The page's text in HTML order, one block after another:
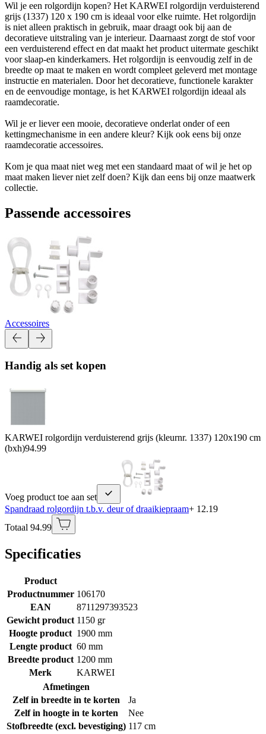
Wil je een rolgordijn kopen? Het KARWEI rolgordijn verduisterend
grijs (1337) 120 x 190 cm is ideaal voor elke ruimte. Het rolgordijn
is niet alleen praktisch in gebruik, maar draagt ook bij aan de
decoratieve uitstraling van je interieur. Daarnaast zorgt de stof voor
een verduisterend effect en dat maakt het product uitermate geschikt
voor slaap-en kinderkamers. Het rolgordijn is eenvoudig zelf in de
breedte op maat te maken en wordt compleet geleverd met montage
instructie en materialen. Door het decoratieve, functionele karakter
en de eenvoudige montage, is het KARWEI rolgordijn ideaal als
raamdecoratie.
Wil je er liever een mooie, decoratieve onderlat onder of een
kettingmechanisme in een andere kleur? Kijk ook eens bij onze
raamdecoratie accessoires.
Kom je qua maat niet weg met een standaard maat of wil je het op
maat maken liever niet zelf doen? Kijk dan eens bij onze maatwerk
collectie.
Passende accessoires
Accessoires
Handig als set kopen
KARWEI rolgordijn verduisterend grijs (kleurnr. 1337) 120x190 cm
(bxh)94.99
Voeg product toe aan set
Spandraad rolgordijn t.b.v. deur of draaikiepraam+ 12.19
Totaal 94.99
Specificaties
Product
Productnummer 106170
EAN
8711297393523
Gewicht product 1150 gr
Hoogte product 1900 mm
Lengte product 60 mm
Breedte product 1200 mm
Merk
KARWEI
Afmetingen
Zelf in breedte in te korten
Ja
Zelf in hoogte in te korten
Nee
Stofbreedte (excl. bevestiging) 117 cm